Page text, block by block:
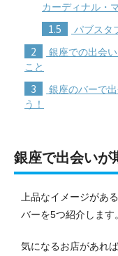
カーディナル・
1.5 パブスタ
2
銀座での出会
こと
3
銀座のバーで
う！
銀座で出会いが
上品なイメージがあ
バーを5つ紹介します。
気になるお店があれ